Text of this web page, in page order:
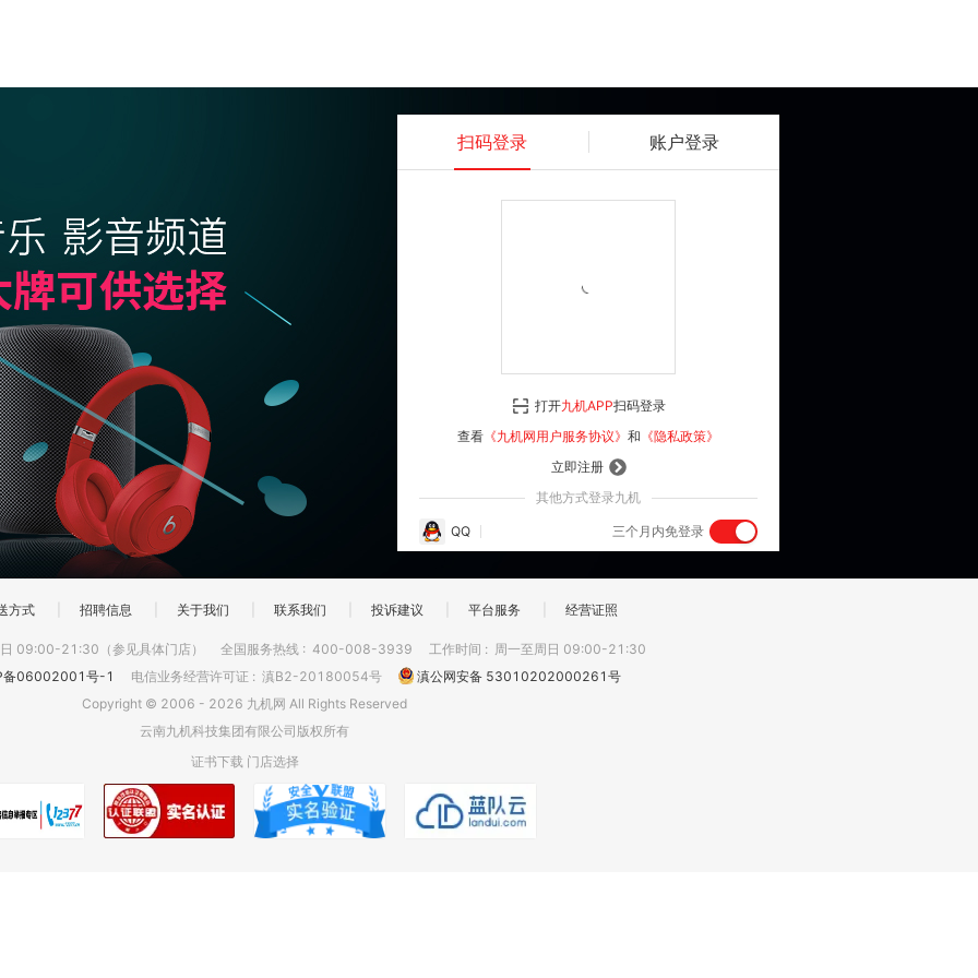
扫码登录 账户登录
登 录
立即注册
其他方式登录九机
QQ 三个月内免登录
打开九机APP扫码登录
查看 《九机网用户服务协议》 和 《隐私政策》
方式 招聘信息 关于我们 联系我们 投诉建议 平台服务 经营证照
09:00-21:30（参见具体门店） 全国服务热线 : 400-008-3939 工作时间 : 周一至周日 09:00-21:30
备06002001号-1
电信业务经营许可证 : 滇B2-20180054号
滇公网安备 53010202000261号
Copyright © 2006 - 2026 九机网 All Rights Reserved
云南九机科技集团有限公司版权所有
证书下载 门店选择